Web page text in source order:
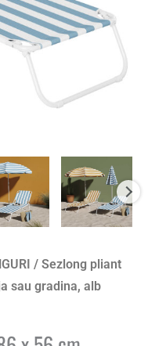
/ Sezlong pliant
sau gradina, alb